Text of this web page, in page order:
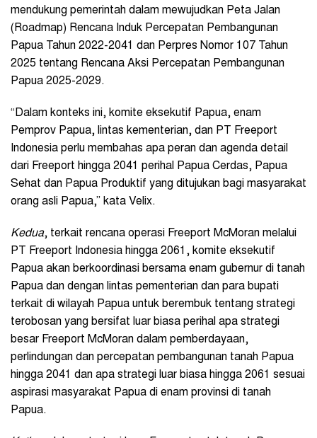
mendukung pemerintah dalam mewujudkan Peta Jalan
(Roadmap) Rencana Induk Percepatan Pembangunan
Papua Tahun 2022-2041 dan Perpres Nomor 107 Tahun
2025 tentang Rencana Aksi Percepatan Pembangunan
Papua 2025-2029.
“Dalam konteks ini, komite eksekutif Papua, enam
Pemprov Papua, lintas kementerian, dan PT Freeport
Indonesia perlu membahas apa peran dan agenda detail
dari Freeport hingga 2041 perihal Papua Cerdas, Papua
Sehat dan Papua Produktif yang ditujukan bagi masyarakat
orang asli Papua,” kata Velix.
Kedua, terkait rencana operasi Freeport McMoran melalui
PT Freeport Indonesia hingga 2061, komite eksekutif
Papua akan berkoordinasi bersama enam gubernur di tanah
Papua dan dengan lintas pementerian dan para bupati
terkait di wilayah Papua untuk berembuk tentang strategi
terobosan yang bersifat luar biasa perihal apa strategi
besar Freeport McMoran dalam pemberdayaan,
perlindungan dan percepatan pembangunan tanah Papua
hingga 2041 dan apa strategi luar biasa hingga 2061 sesuai
aspirasi masyarakat Papua di enam provinsi di tanah
Papua.